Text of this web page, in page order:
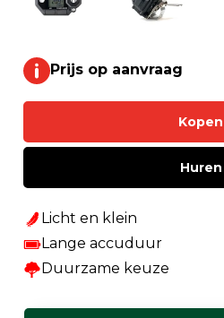
Prijs op aanvraag
Huren
Kopen
Licht en klein
Lange accuduur
Duurzame keuze